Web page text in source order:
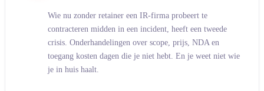
Wie nu zonder retainer een IR-firma probeert te
contracteren midden in een incident, heeft een tweede
crisis. Onderhandelingen over scope, prijs, NDA en
toegang kosten dagen die je niet hebt. En je weet niet wie
je in huis haalt.